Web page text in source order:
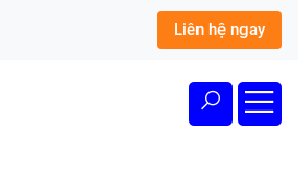
Liên hệ ngay